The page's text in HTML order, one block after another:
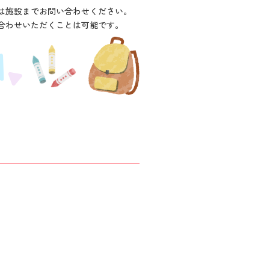
設までお問い合わせください。
せいただくことは可能です。